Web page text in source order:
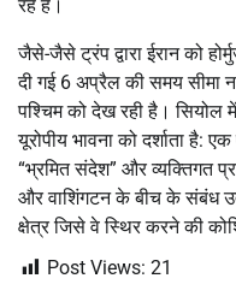
रहे हैं।
जैसे-जैसे ट्रंप द्वारा ईरान को
दी गई 6 अप्रैल की समय सीमा
पश्चिम को देख रही है। सियोल
यूरोपीय भावना को दर्शाता है:
“भ्रमित संदेश” और व्यक्तिगत
और वाशिंगटन के बीच के संबंध
क्षेत्र जिसे वे स्थिर करने की
Post Views: 21